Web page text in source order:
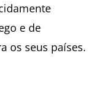
e de
os seus países.